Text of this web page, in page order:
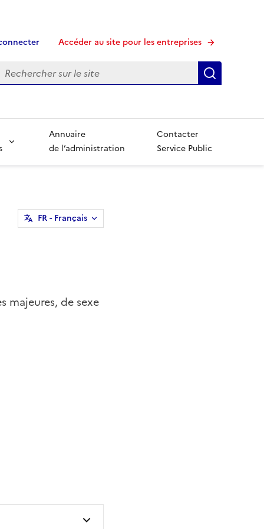
Accéder au site pour les entreprises
Recherche
Annuaire
de l’administration
Contacter
Service Public
FR- Français
majeures, de sexe